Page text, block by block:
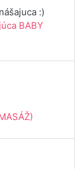
:)
BABY